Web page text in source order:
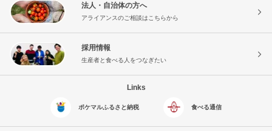
法人・自治体の方へ
アライアンスのご相談はこちらから
採用情報
生産者と食べる人をつなぎたい
Links
ポケマルふるさと納税 食べる通信